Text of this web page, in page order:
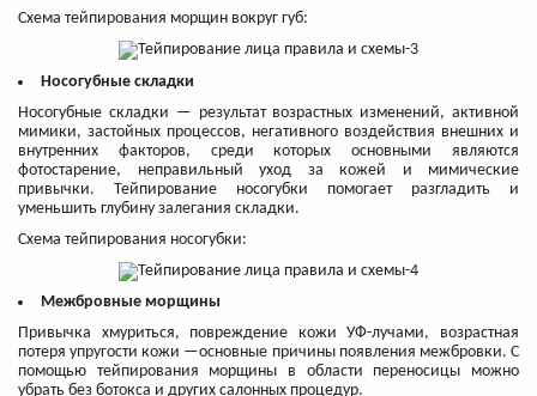
Схема тейпирования морщин вокруг губ:
Носогубные складки
Носогубные складки — результат возрастных изменений, активной
мимики, застойных процессов, негативного воздействия внешних и
внутренних факторов, среди которых основными являются
фотостарение, неправильный уход за кожей и мимические
привычки. Тейпирование носогубки помогает разгладить и
уменьшить глубину залегания складки.
Схема тейпирования носогубки:
Межбровные морщины
Привычка хмуриться, повреждение кожи УФ-лучами, возрастная
потеря упругости кожи —основные причины появления межбровки. С
помощью тейпирования морщины в области переносицы можно
убрать без ботокса и других салонных процедур.